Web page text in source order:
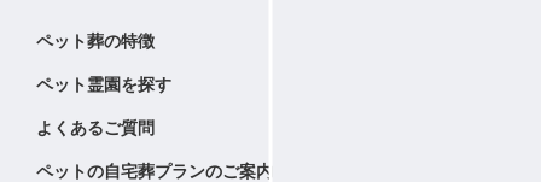
ペット葬の特徴
ペット霊園を探す
よくあるご質問
ペットの自宅葬プランのご案内